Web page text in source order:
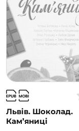
Львів. Шоколад.
Кам’яниці